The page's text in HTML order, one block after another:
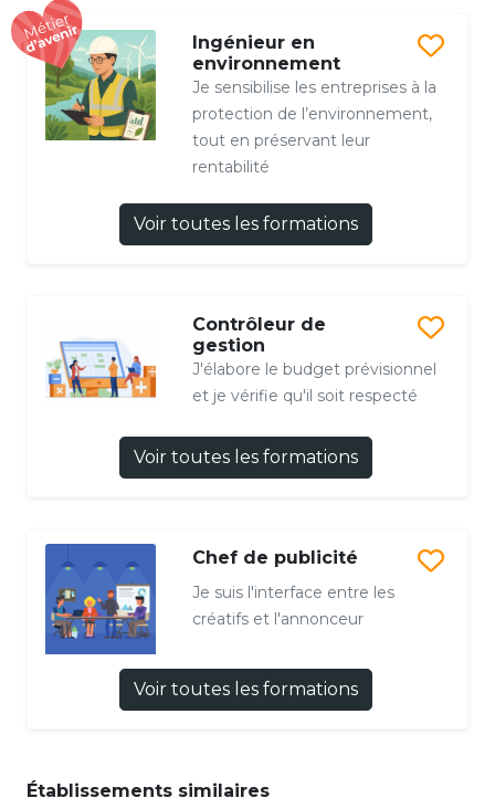
Ingénieur en
environnement
Je sensibilise les entreprises à la
protection de l’environnement,
tout en préservant leur
rentabilité
Voir toutes les formations
Contrôleur de
gestion
J'élabore le budget prévisionnel
et je vérifie qu'il soit respecté
Voir toutes les formations
Chef de publicité
Je suis l'interface entre les
créatifs et l'annonceur
Voir toutes les formations
Établissements similaires